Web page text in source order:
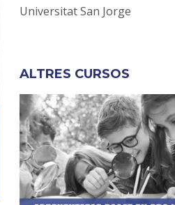
Universitat San Jorge
ALTRES CURSOS